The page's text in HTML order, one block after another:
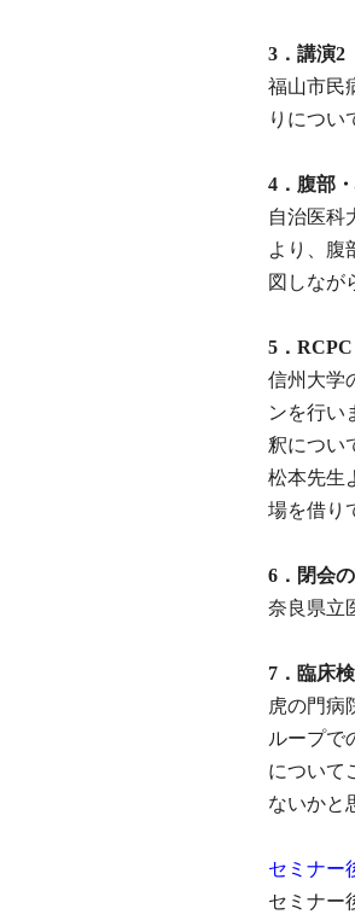
3．講演2
福山市民
りについ
4．腹部
自治医科
より、腹
図しなが
5．RCPC
信州大学
ンを行い
釈につい
松本先生
場を借り
6．閉会
奈良県立
7．臨床
虎の門病
ループで
について
ないかと
セミナー
セミナー